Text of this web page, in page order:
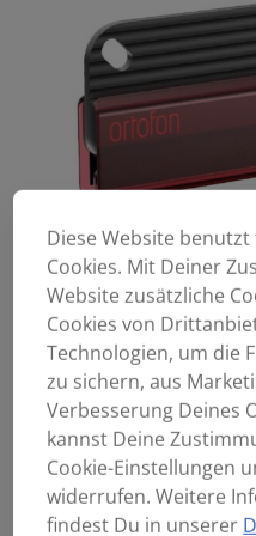
Diese Website
Cookies. Mit Deiner
Website zusätzliche
Cookies von
Technologien, um die
zu sichern, aus
Verbesserung Deines
kannst Deine
Cookie-Einstellungen
widerrufen. Weitere
findest Du in unserer